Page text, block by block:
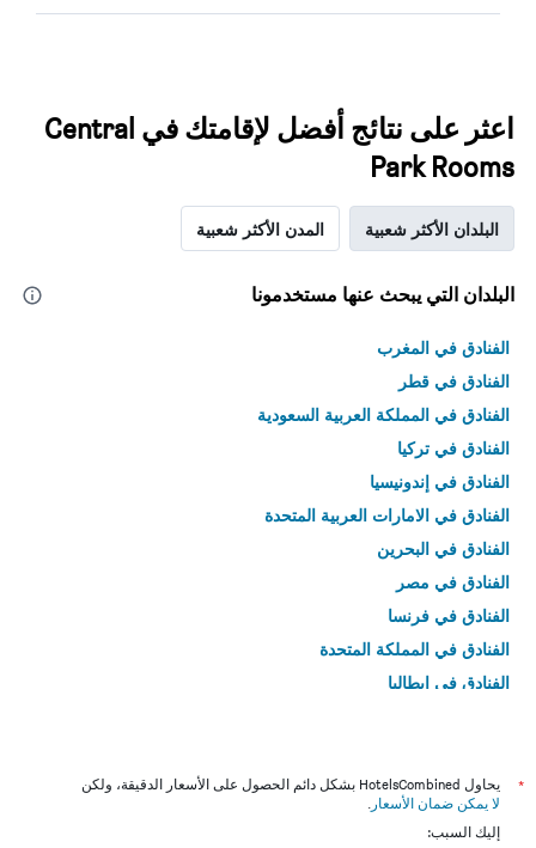
اعثر على نتائج أفضل لإقامتك في Central
Park Rooms
البلدان الأكثر شعبية المدن الأكثر شعبية
البلدان التي يبحث عنها مستخدمونا
الفنادق في المغرب
الفنادق في قطر
الفنادق في المملكة العربية السعودية
الفنادق في تركيا
الفنادق في إندونيسيا
الفنادق في الامارات العربية المتحدة
الفنادق في البحرين
الفنادق في مصر
الفنادق في فرنسا
الفنادق في المملكة المتحدة
الفنادق في إيطاليا
*
يحاول HotelsCombined بشكل دائم الحصول على الأسعار الدقيقة، ولكن
لا يمكن ضمان الأسعار .
إليك السبب: